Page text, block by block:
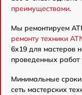
преимуществами.
Мы ремонтируем
ремонту техники
6x19 для мастеров
проведенных работ
Минимальные
сеть мастерских